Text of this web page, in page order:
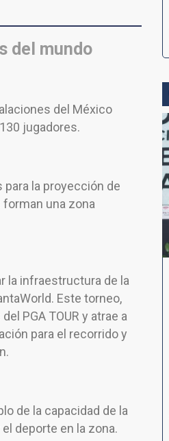
del mundo
del México
jugadores.
la proyección de
forman una zona
la infraestructura de la
Este torneo,
PGA TOUR y atrae a
para el recorrido y
de la capacidad de la
deporte en la zona.